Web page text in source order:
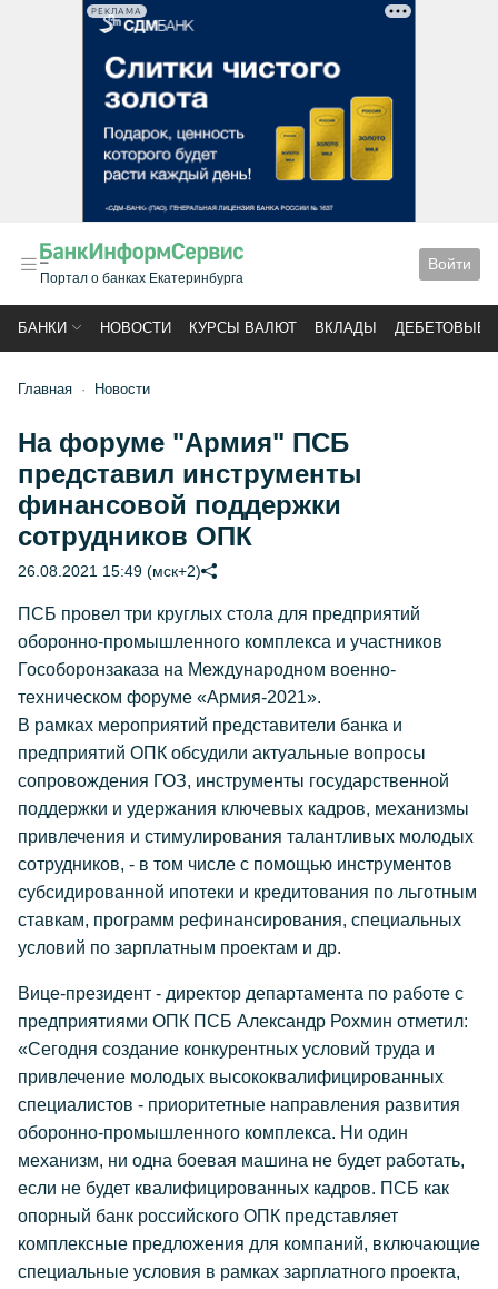
РЕКЛАМА
Портал о банках Екатеринбурга
Войти
БАНКИ НОВОСТИ КУРСЫ ВАЛЮТ ВКЛАДЫ ДЕБЕТОВЫЕ
Главная Новости
На форуме "Армия" ПСБ
представил инструменты
финансовой поддержки
сотрудников ОПК
26.08.2021 15:49 (мск+2)
ПСБ провел три круглых стола для предприятий
оборонно-промышленного комплекса и участников
Гособоронзаказа на Международном военно-
техническом форуме «Армия-2021».
В рамках мероприятий представители банка и
предприятий ОПК обсудили актуальные вопросы
сопровождения ГОЗ, инструменты государственной
поддержки и удержания ключевых кадров, механизмы
привлечения и стимулирования талантливых молодых
сотрудников, - в том числе с помощью инструментов
субсидированной ипотеки и кредитования по льготным
ставкам, программ рефинансирования, специальных
условий по зарплатным проектам и др.
Вице-президент - директор департамента по работе с
предприятиями ОПК ПСБ Александр Рохмин отметил:
«Сегодня создание конкурентных условий труда и
привлечение молодых высококвалифицированных
специалистов - приоритетные направления развития
оборонно-промышленного комплекса. Ни один
механизм, ни одна боевая машина не будет работать,
если не будет квалифицированных кадров. ПСБ как
опорный банк российского ОПК представляет
комплексные предложения для компаний, включающие
специальные условия в рамках зарплатного проекта,